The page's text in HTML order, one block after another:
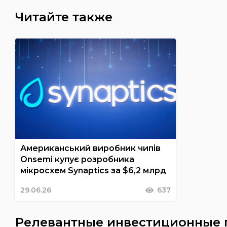
Читайте также
Американський виробник чипів
Onsemi купує розробника
мікросхем Synaptics за $6,2 млрд
29.06.26 637
Релевантные